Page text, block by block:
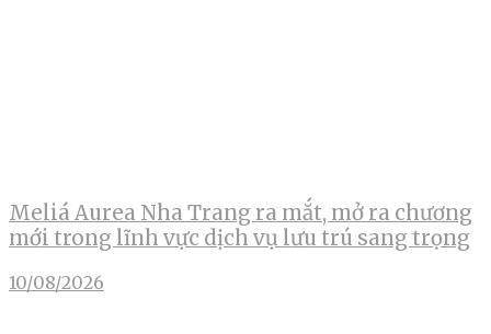
Meliá Aurea Nha Trang ra mắt, mở ra chương
mới trong lĩnh vực dịch vụ lưu trú sang trọng
10/08/2026